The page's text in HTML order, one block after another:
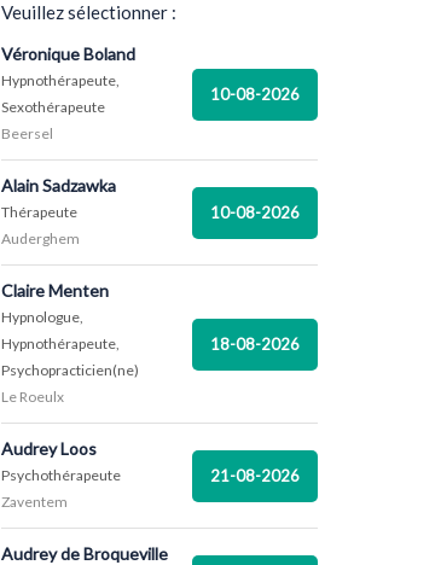
Veuillez sélectionner :
Véronique Boland
Hypnothérapeute,
Sexothérapeute
Beersel
10-08-2026
Alain Sadzawka
Thérapeute
Auderghem
10-08-2026
Claire Menten
Hypnologue,
Hypnothérapeute,
Psychopracticien(ne)
Le Roeulx
18-08-2026
Audrey Loos
Psychothérapeute
Zaventem
21-08-2026
Audrey de Broqueville